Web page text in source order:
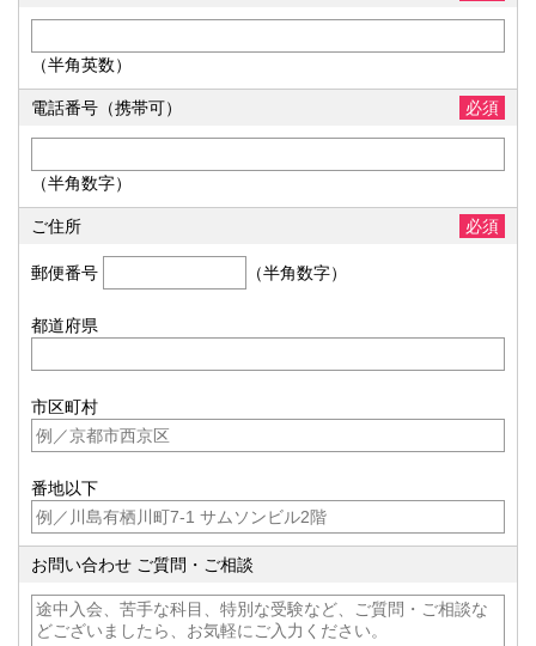
（半角英数）
電話番号（携帯可） 必須
（半角数字）
ご住所 必須
郵便番号 （半角数字）
都道府県
市区町村
番地以下
お問い合わせ ご質問・ご相談